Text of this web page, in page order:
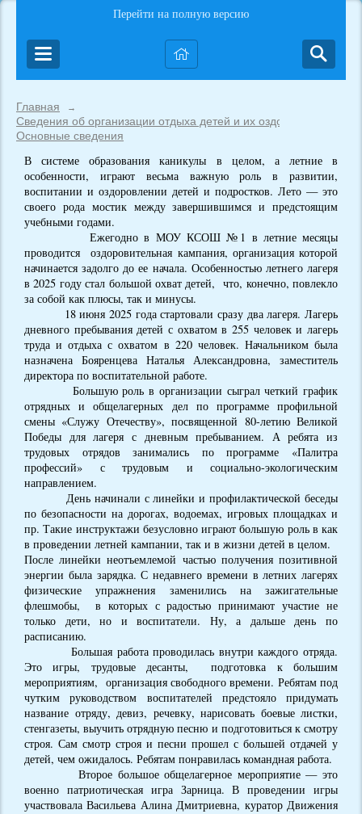
Перейти на полную версию
Главная →
Сведения об организации отдыха детей и их оздоровлении
Основные сведения
В системе образования каникулы в целом, а летние в
особенности, играют весьма важную роль в развитии,
воспитании и оздоровлении детей и подростков. Лето — это
своего рода мостик между завершившимся и предстоящим
учебными годами.
Ежегодно в МОУ КСОШ №1 в летние месяцы
проводится оздоровительная кампания, организация которой
начинается задолго до ее начала. Особенностью летнего лагеря
в 2025 году стал большой охват детей, что, конечно, повлекло
за собой как плюсы, так и минусы.
18 июня 2025 года стартовали сразу два лагеря. Лагерь
дневного пребывания детей с охватом в 255 человек и лагерь
труда и отдыха с охватом в 220 человек. Начальником была
назначена Бояренцева Наталья Александровна, заместитель
директора по воспитательной работе.
Большую роль в организации сыграл четкий график
отрядных и общелагерных дел по программе профильной
смены «Служу Отечеству», посвященной 80-летию Великой
Победы для лагеря с дневным пребыванием. А ребята из
трудовых отрядов занимались по программе «Палитра
профессий» с трудовым и социально-экологическим
направлением.
День начинали с линейки и профилактической беседы
по безопасности на дорогах, водоемах, игровых площадках и
пр. Такие инструктажи безусловно играют большую роль в как
в проведении летней кампании, так и в жизни детей в целом.
После линейки неотъемлемой частью получения позитивной
энергии была зарядка. С недавнего времени в летних лагерях
физические упражнения заменились на зажигательные
флешмобы, в которых с радостью принимают участие не
только дети, но и воспитатели. Ну, а дальше день по
расписанию.
Большая работа проводилась внутри каждого отряда.
Это игры, трудовые десанты, подготовка к большим
мероприятиям, организация свободного времени. Ребятам под
чутким руководством воспитателей предстояло придумать
название отряду, девиз, речевку, нарисовать боевые листки,
стенгазеты, выучить отрядную песню и подготовиться к смотру
строя. Сам смотр строя и песни прошел с большей отдачей у
детей, чем ожидалось. Ребятам понравилась командная работа.
Второе большое общелагерное мероприятие — это
военно патриотическая игра Зарница. В проведении игры
участвовала Васильева Алина Дмитриевна, куратор Движения